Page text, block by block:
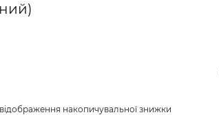
накопичувальної знижки